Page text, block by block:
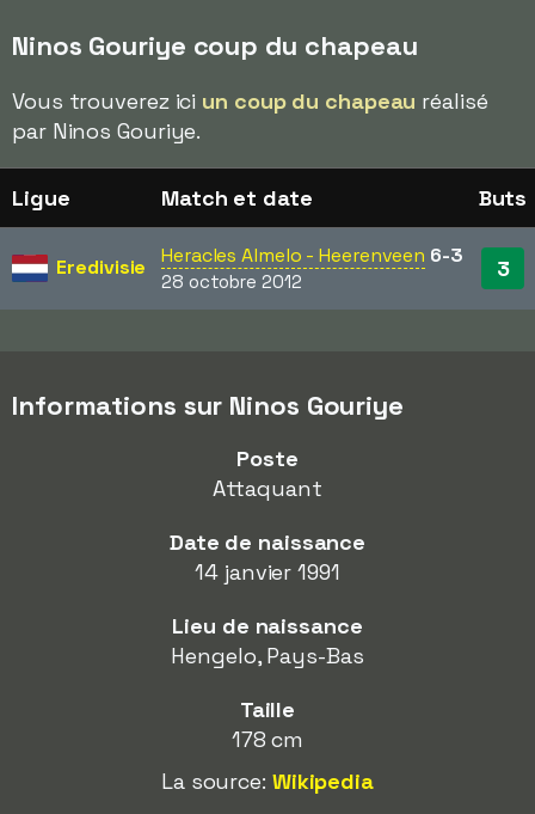
Ninos Gouriye coup du chapeau
Vous trouverez ici un coup du chapeau réalisé
par Ninos Gouriye.
Ligue Match et date Buts
Eredivisie Heracles Almelo - Heerenveen 6-3
28 octobre 2012 3
Informations sur Ninos Gouriye
Poste
Attaquant
Date de naissance
14 janvier 1991
Lieu de naissance
Hengelo, Pays-Bas
Taille
178 cm
La source: Wikipedia